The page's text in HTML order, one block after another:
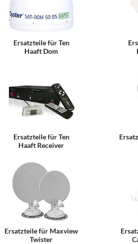
Ersatzteile für Ten
Haaft Dom
Ersatzteile für Ten
Haaft Receiver
Ersatzteile für Maxview
Twister